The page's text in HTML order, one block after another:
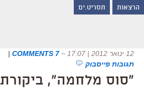
הרצאות תסריט.ים
12 ינואר 2012 | 17:07 ~
7 COMMENTS
|
תגובות פייסבוק
"סוס מלחמה", ביקורת